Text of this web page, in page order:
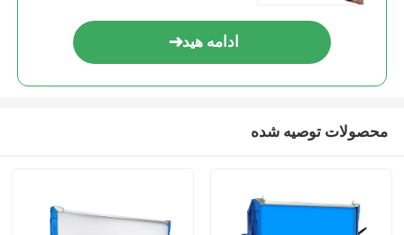
ادامه هید
محصولات توصیه شده